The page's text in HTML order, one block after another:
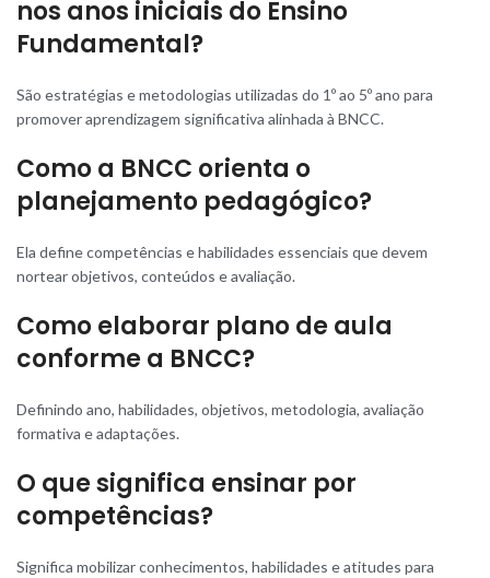
nos anos iniciais do Ensino
Fundamental?
São estratégias e metodologias utilizadas do 1º ao 5º ano para
promover aprendizagem significativa alinhada à BNCC.
Como a BNCC orienta o
planejamento pedagógico?
Ela define competências e habilidades essenciais que devem
nortear objetivos, conteúdos e avaliação.
Como elaborar plano de aula
conforme a BNCC?
Definindo ano, habilidades, objetivos, metodologia, avaliação
formativa e adaptações.
O que significa ensinar por
competências?
Significa mobilizar conhecimentos, habilidades e atitudes para